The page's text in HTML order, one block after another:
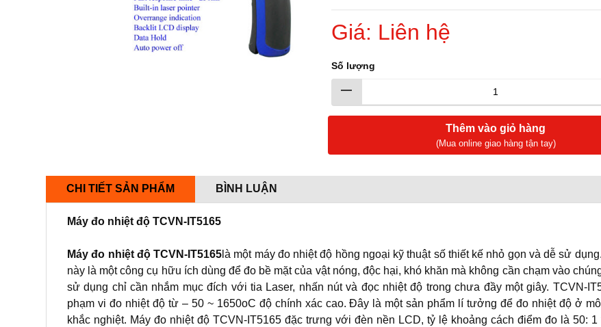
Giá: Liên hệ
Số lượng
Thêm vào giỏ hàng
(Mua online giao hàng tận tay)
CHI TIẾT SẢN PHẨM BÌNH LUẬN
Máy đo nhiệt độ TCVN-IT5165
Máy đo nhiệt độ TCVN-IT5165 là một máy đo nhiệt độ hồng ngoại kỹ thuật số thiết kế nhỏ gọn và dễ sử
này là một công cụ hữu ích dùng để đo bề mặt của vật nóng, độc hại, khó khăn mà không cần chạm vào
sử dụng chỉ cần nhắm mục đích với tia Laser, nhấn nút và đọc nhiệt độ trong chưa đầy một giây. TCVN-
phạm vi đo nhiệt độ từ – 50 ~ 1650oC độ chính xác cao. Đây là một sản phẩm lí tưởng để đo nhiệt độ ở
khắc nghiệt. Máy đo nhiệt độ TCVN-IT5165 đặc trưng với đèn nền LCD, tỷ lệ khoảng cách điểm đo là 50: 1